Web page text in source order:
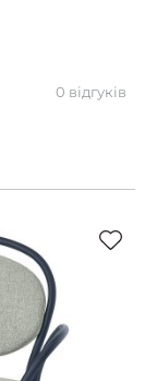
0 відгуків